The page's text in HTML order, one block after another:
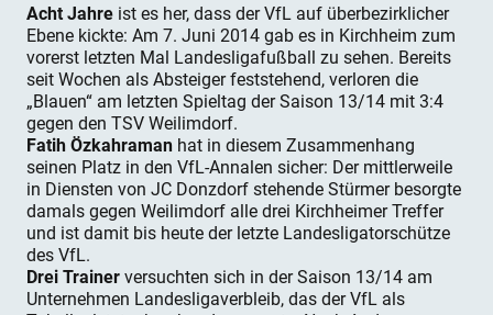
Acht Jahre ist es her, dass der VfL auf überbezirklicher
Ebene kickte: Am 7. Juni 2014 gab es in Kirchheim zum
vorerst letzten Mal Landesligafußball zu sehen. Bereits
seit Wochen als Absteiger feststehend, verloren die
„Blauen“ am letzten Spieltag der Saison 13/14 mit 3:4
gegen den TSV Weilimdorf.
Fatih Özkahraman hat in diesem Zusammenhang
seinen Platz in den VfL-Annalen sicher: Der mittlerweile
in Diensten von JC Donzdorf stehende Stürmer besorgte
damals gegen Weilimdorf alle drei Kirchheimer Treffer
und ist damit bis heute der letzte Landesligatorschütze
des VfL.
Drei Trainerversuchten sich in der Saison 13/14 am
Unternehmen Landesligaverbleib, das der VfL als